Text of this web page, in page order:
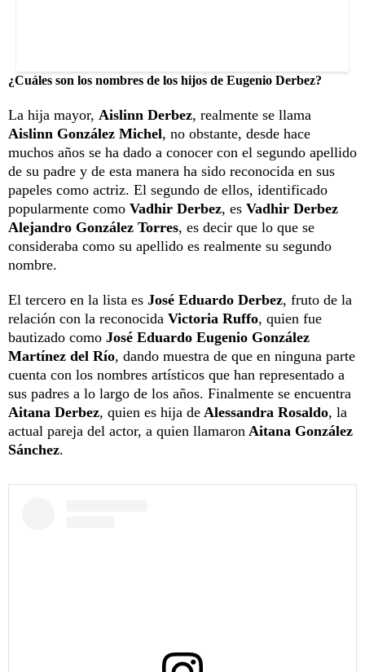
¿Cuáles son los nombres de los hijos de Eugenio Derbez?
La hija mayor, Aislinn Derbez, realmente se llama
Aislinn González Michel, no obstante, desde hace
muchos años se ha dado a conocer con el segundo apellido
de su padre y de esta manera ha sido reconocida en sus
papeles como actriz. El segundo de ellos, identificado
popularmente como Vadhir Derbez, es Vadhir Derbez
Alejandro González Torres, es decir que lo que se
consideraba como su apellido es realmente su segundo
nombre.
El tercero en la lista es José Eduardo Derbez, fruto de la
relación con la reconocida Victoria Ruffo, quien fue
bautizado como José Eduardo Eugenio González
Martínez del Río, dando muestra de que en ninguna parte
cuenta con los nombres artísticos que han representado a
sus padres a lo largo de los años. Finalmente se encuentra
Aitana Derbez, quien es hija de Alessandra Rosaldo, la
actual pareja del actor, a quien llamaron Aitana González
Sánchez.